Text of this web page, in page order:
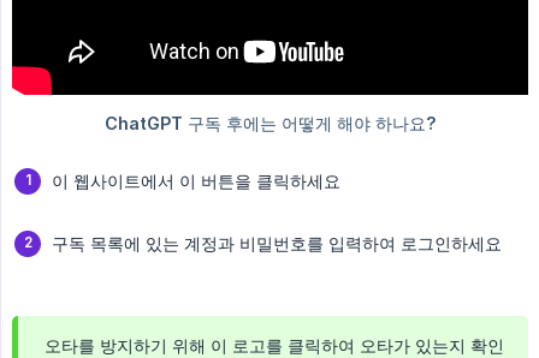
이 웹사이트에서 이 버튼을 클릭하세요
구독 목록에 있는 계정과 비밀번호를 입력하여 로그인하세요
오타를 방지하기 위해 이 로고를 클릭하여 오타가 있는지 확인